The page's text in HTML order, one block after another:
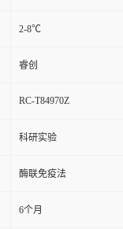
2-8℃
睿创
RC-T84970Z
科研实验
酶联免疫法
6个月